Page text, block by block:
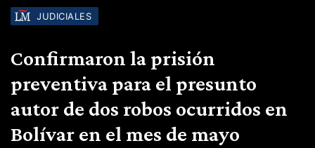
JUDICIALES
Confirmaron la prisión
preventiva para el presunto
autor de dos robos ocurridos en
Bolívar en el mes de mayo